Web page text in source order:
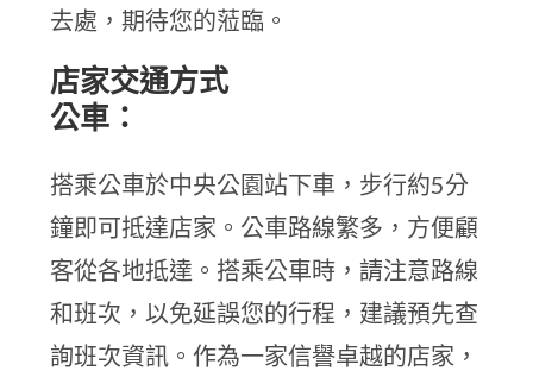
去處，期待您的蒞臨。
店家交通方式
公車：
搭乘公車於中央公園站下車，步行約5分
鐘即可抵達店家。公車路線繁多，方便顧
客從各地抵達。搭乘公車時，請注意路線
和班次，以免延誤您的行程，建議預先查
詢班次資訊。作為一家信譽卓越的店家，